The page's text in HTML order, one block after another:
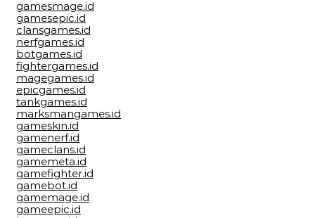
gamesmage.id
gamesepic.id
clansgames.id
nerfgames.id
botgames.id
fightergames.id
magegames.id
epicgames.id
tankgames.id
marksmangames.id
gameskin.id
gamenerf.id
gameclans.id
gamemeta.id
gamefighter.id
gamebot.id
gamemage.id
gameepic.id